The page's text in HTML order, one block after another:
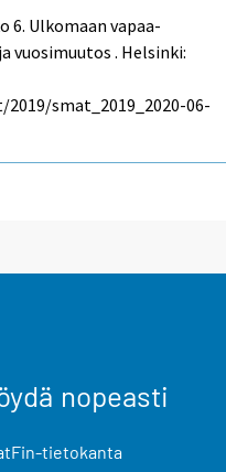
6. Ulkomaan vapaa-
vuosimuutos . Helsinki:
smat_2019_2020-06-
nopeasti
tietokanta